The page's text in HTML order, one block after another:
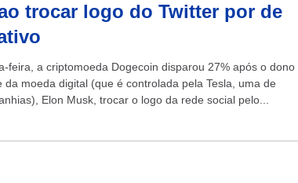
trocar logo do Twitter por de
feira, a criptomoeda Dogecoin disparou 27% após o dono
da moeda digital (que é controlada pela Tesla, uma de
Elon Musk, trocar o logo da rede social pelo...